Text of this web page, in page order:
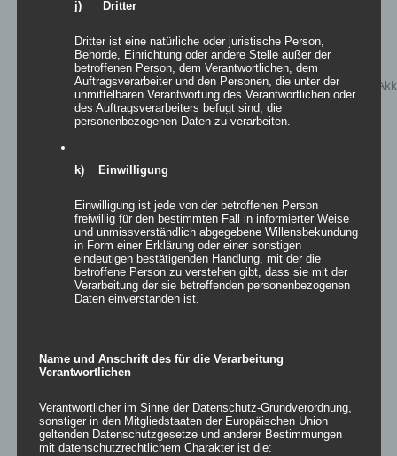
LED-Cube Tische & Sitzwürfel
j) Dritter
Dritter ist eine natürliche oder juristische Person,
Behörde, Einrichtung oder andere Stelle außer der
betroffenen Person, dem Verantwortlichen, dem
Auftragsverarbeiter und den Personen, die unter der
unmittelbaren Verantwortung des Verantwortlichen oder
des Auftragsverarbeiters befugt sind, die
personenbezogenen Daten zu verarbeiten.
k) Einwilligung
Einwilligung ist jede von der betroffenen Person
freiwillig für den bestimmten Fall in informierter Weise
und unmissverständlich abgegebene Willensbekundung
in Form einer Erklärung oder einer sonstigen
eindeutigen bestätigenden Handlung, mit der die
betroffene Person zu verstehen gibt, dass sie mit der
Verarbeitung der sie betreffenden personenbezogenen
Daten einverstanden ist.
Name und Anschrift des für die Verarbeitung
Verantwortlichen
Verantwortlicher im Sinne der Datenschutz-Grundverordnung,
sonstiger in den Mitgliedstaaten der Europäischen Union
geltenden Datenschutzgesetze und anderer Bestimmungen
mit datenschutzrechtlichem Charakter ist die: